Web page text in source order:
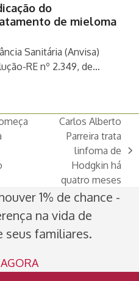
do
de mieloma
Sanitária (Anvisa)
RE nº 2.349, de…
Carlos Alberto
Parreira trata
linfoma de
Hodgkin há
quatro meses
1% de chance -
na vida de
seus familiares.